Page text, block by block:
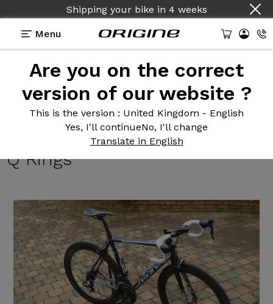
Shipping your bike in 4 weeks
Menu
Are you on the correct
version of our website ?
This is the version : United Kingdom - English
Yes, I'll continueNo, I'll change
Translate in English
Reviews> Vélo de course Axxome 350 Ultegra DI2
pédalier Rotor 3D Q Rings
Vélo decourse Axxome 350
Ultegra DI2 pédalier Rotor 3D
Q Rings